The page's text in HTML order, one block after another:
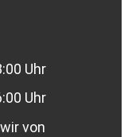
Uhr
Uhr
von